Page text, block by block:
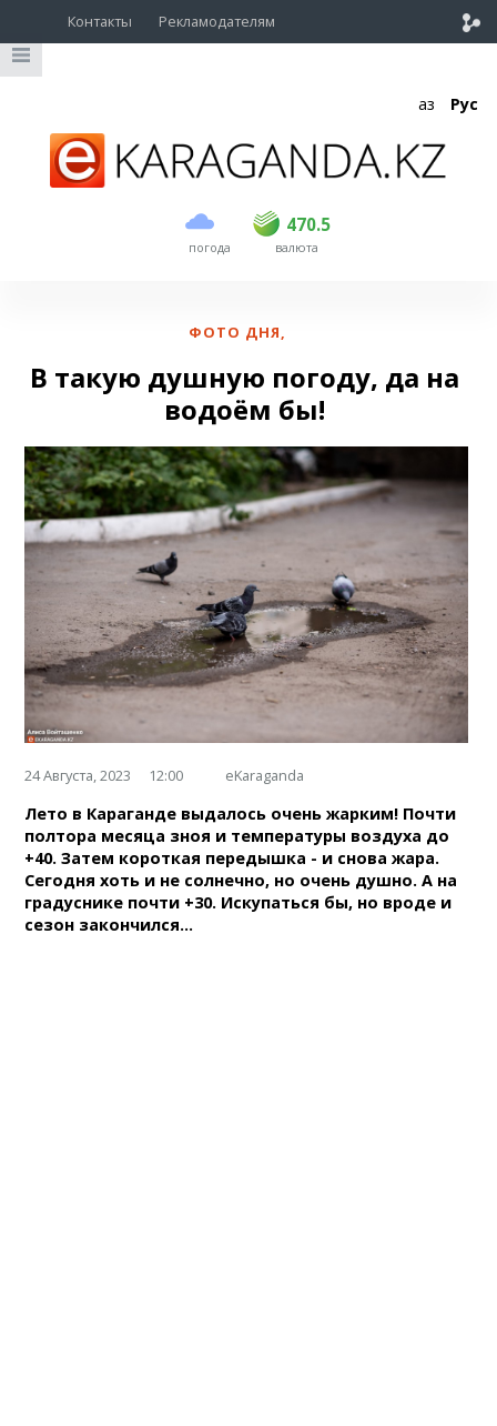
Контакты Рекламодателям
Қаз Рус
погода
470.5
USD 468.5 470.5
EUR валюта
ФОТО ДНЯ,
В такую душную погоду, да на
водоём бы!
24 Августа, 2023 12:00 eKaraganda
Лето в Караганде выдалось очень жарким! Почти
полтора месяца зноя и температуры воздуха до
+40. Затем короткая передышка - и снова жара.
Сегодня хоть и не солнечно, но очень душно. А на
градуснике почти +30. Искупаться бы, но вроде и
сезон закончился...